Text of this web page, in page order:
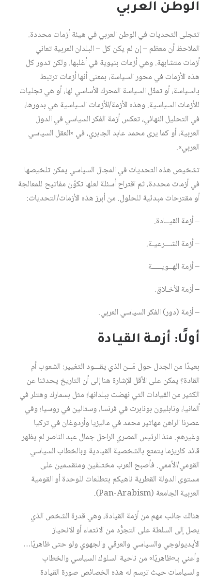
الوطن العربي
تتجلى التحديات في الوطن العربي في هيئة أزمات محددة.
الملاحظ أن معظم – إن لم يكن كل – البلدان العربية تعاني
أزمات متشابهة. وهي أزمات بنيوية في أغلبها. ولكن تدور كل
هذه الأزمات في محور السياسة، بمعنى أنها أزمات ترتبط
بالسياسة، أو تمثّل السياسة المحرك الأساسي لها، أو هي تجليات
للأزمات السياسية. وهذه الأزمة/الأزمات السياسية هي بدورها،
في التحليل النهائي، تعكس أزمة الفكر السياسي في الدول
العربية، أو كما يرى محمد عابد الجابري، في «العقل السياسي
العربي».
تشخيص هذه التحديات في المجال السياسي يمكن تلخيصها
في أزمات محددة، ثم اقتراح أسئلة لعلها تكوّن مفاتيح للمعالجة
أو مقترحات مبدئية للحلول. من أبرز هذه الأزمات/التحديات:
– أزمة القيــادة.
– أزمة الشـــرعيـة.
– أزمة الهــويـــــة
– أزمة الأخـلاق.
– أزمة (دور) الفكر السياسي العربي.
أولًا: أزمـة القيـادة
بعيدًا من الجدل حول مَــن الذي يقـــود التغيير: الشعوب أم
القادة؟ يمكن على الأقل الإشارة هنا إلى أن التاريخ يحدثنا عن
الكثير من القيادات التي نهضت ببلدانها؛ مثل بسمارك وهتلر في
ألمانيا، ونابليون بونابرت في فرنسا، وستالين في روسيا؛ وفي
عصرنا الراهن مهاتير محمد في ماليزيا وأردوغان في تركيا
وغيرهم. منذ الرئيس المصري الراحل جمال عبد الناصر لم يظهر
قائد كاريزما يتمتع بالشخصية القيادية وبالخطاب السياسي
القومي/الأممي. فأصبح العرب مختلفين ومنقسمين على
مستوى الدولة القطرية ناهيكم بتطلعات للوحدة أو القومية
العربية الجامعة (Pan-Arabism).
هنالك جانب مهم من أزمة القيادة، وهي قدرة الشخص الذي
يصل إلى السلطة على التجرُّد من الانتماء أو الانحياز
الأيديولوجي والسياسي والعرقي والجهوي ولو حتى ظاهريًا…
وأعني بـ«ظاهريًا» من ناحية السلوك السياسي والخطاب
والسياسات حيث ترسم له هذه الخصائص صورة القيادة